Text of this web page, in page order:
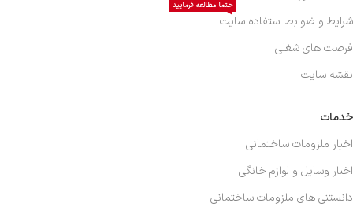
خدمات
اخبار ملزومات ساختمانی
اخبار وسایل و لوازم خانگی
دانستنی های ملزومات ساختمانی
شرایط و ضوابط استفاده سایت
حتما مطالعه فرمایید
فرصت های شغلی
نقشه سایت